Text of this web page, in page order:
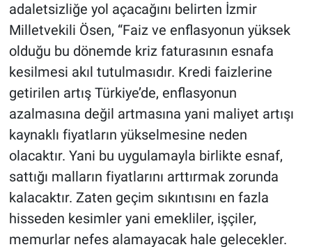
adaletsizliğe yol açacağını belirten İzmir
Milletvekili Ösen, “Faiz ve enflasyonun yüksek
olduğu bu dönemde kriz faturasının esnafa
kesilmesi akıl tutulmasıdır. Kredi faizlerine
getirilen artış Türkiye’de, enflasyonun
azalmasına değil artmasına yani maliyet artışı
kaynaklı fiyatların yükselmesine neden
olacaktır. Yani bu uygulamayla birlikte esnaf,
sattığı malların fiyatlarını arttırmak zorunda
kalacaktır. Zaten geçim sıkıntısını en fazla
hisseden kesimler yani emekliler, işçiler,
memurlar nefes alamayacak hale gelecekler.